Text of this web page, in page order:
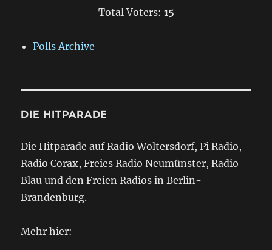
Total Voters: 15
Polls Archive
DIE HITPARADE
Die Hitparade auf Radio Woltersdorf, Pi Radio,
Radio Corax, Freies Radio Neumünster, Radio
Blau und den Freien Radios in Berlin-
Brandenburg.
Mehr hier: